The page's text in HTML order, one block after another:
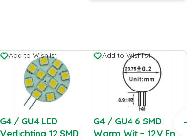
Add to Wishlist
G4 / GU4 LED
Verlichting 12 SMD
Add to Wishlist
G4 / GU4 6 SMD
Warm Wit – 12V En